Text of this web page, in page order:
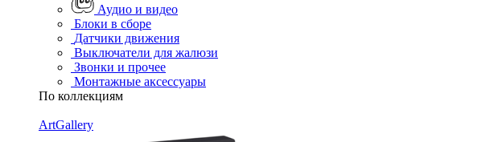
Аудио и видео
Блоки в сборе
Датчики движения
Выключатели для жалюзи
Звонки и прочее
Монтажные аксессуары
По коллекциям
ArtGallery